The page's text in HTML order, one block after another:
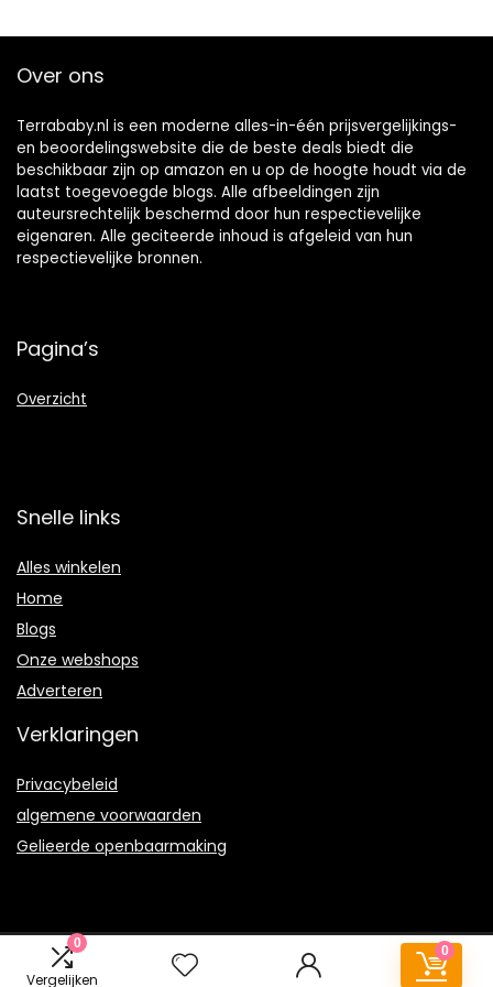
0
Vergelijken
0
Over ons
Terrababy.nl is een moderne alles-in-één prijsvergelijkings-
en beoordelingswebsite die de beste deals biedt die
beschikbaar zijn op amazon en u op de hoogte houdt via de
laatst toegevoegde blogs. Alle afbeeldingen zijn
auteursrechtelijk beschermd door hun respectievelijke
eigenaren. Alle geciteerde inhoud is afgeleid van hun
respectievelijke bronnen.
Pagina’s
Overzicht
Snelle links
Alles winkelen
Home
Blogs
Onze webshops
Adverteren
Verklaringen
Privacybeleid
algemene voorwaarden
Gelieerde openbaarmaking
2022 © Terrababy.nl Alle rechten voorbehouden